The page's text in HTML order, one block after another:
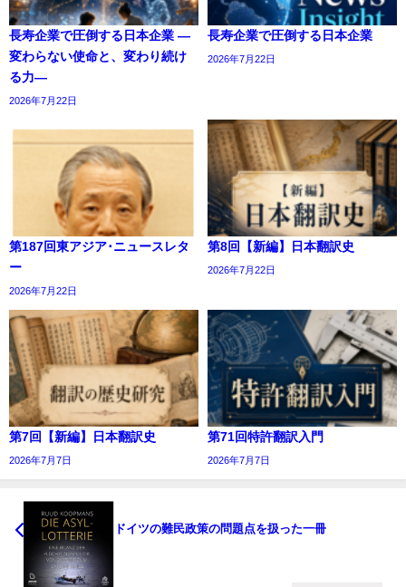
長寿企業で圧倒する日本企業 ―
変わらない使命と、変わり続け
る力―
2026年7月22日
長寿企業で圧倒する日本企業
2026年7月22日
第187回東アジア･ニュースレタ
ー
2026年7月22日
第8回【新編】日本翻訳史
2026年7月22日
第7回【新編】日本翻訳史
2026年7月7日
第71回特許翻訳入門
2026年7月7日
ドイツの難民政策の問題点を扱った一冊